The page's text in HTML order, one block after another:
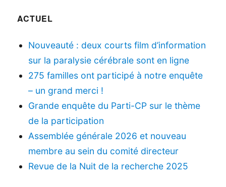
ACTUEL
Nouveauté : deux courts film d’information
sur la paralysie cérébrale sont en ligne
275 familles ont participé à notre enquête
– un grand merci !
Grande enquête du Parti-CP sur le thème
de la participation
Assemblée générale 2026 et nouveau
membre au sein du comité directeur
Revue de la Nuit de la recherche 2025